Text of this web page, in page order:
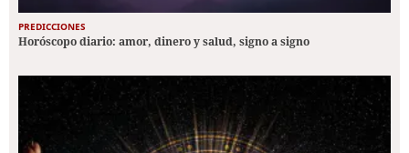
PREDICCIONES
Horóscopo diario: amor, dinero y salud, signo a signo